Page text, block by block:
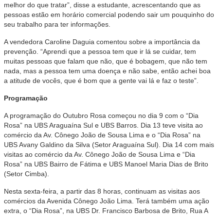
melhor do que tratar”, disse a estudante, acrescentando que as
pessoas estão em horário comercial podendo sair um pouquinho do
seu trabalho para ter informações.
A vendedora Caroline Daguia comentou sobre a importância da
prevenção. “Aprendi que a pessoa tem que ir lá se cuidar, tem
muitas pessoas que falam que não, que é bobagem, que não tem
nada, mas a pessoa tem uma doença e não sabe, então achei boa
a atitude de vocês, que é bom que a gente vai lá e faz o teste”.
Programação
A programação do Outubro Rosa começou no dia 9 com o “Dia
Rosa” na UBS Araguaína Sul e UBS Barros. Dia 13 teve visita ao
comércio da Av. Cônego João de Sousa Lima e o “Dia Rosa” na
UBS Avany Galdino da Silva (Setor Araguaína Sul). Dia 14 com mais
visitas ao comércio da Av. Cônego João de Sousa Lima e “Dia
Rosa” na UBS Bairro de Fátima e UBS Manoel Maria Dias de Brito
(Setor Cimba).
Nesta sexta-feira, a partir das 8 horas, continuam as visitas aos
comércios da Avenida Cônego João Lima. Terá também uma ação
extra, o “Dia Rosa”, na UBS Dr. Francisco Barbosa de Brito, Rua A